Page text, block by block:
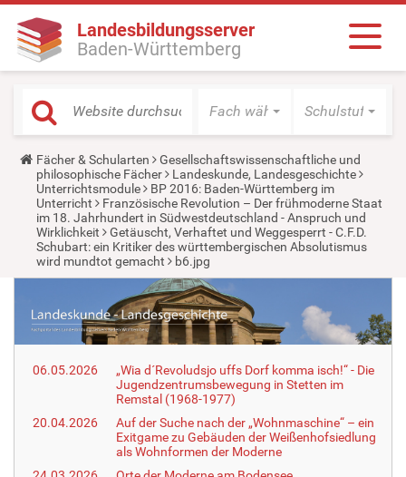
Landesbildungsserver
Baden-Württemberg
Fach wählen Schulstufe
Y
o
u
a
r
e
h
e
r
Fächer & Schularten
Gesellschaftswissenschaftliche und
philosophische Fächer
Landeskunde, Landesgeschichte
Unterrichtsmodule
BP 2016: Baden-Württemberg im
Unterricht
Französische Revolution – Der frühmoderne Staat
im 18. Jahrhundert in Südwestdeutschland - Anspruch und
Wirklichkeit
Getäuscht, Verhaftet und Weggesperrt - C.F.D.
Schubart: ein Kritiker des württembergischen Absolutismus
wird mundtot gemacht
b6.jpg
06.05.2026
„Wia d´Revoludsjo uffs Dorf komma isch!“ - Die
Jugendzentrumsbewegung in Stetten im
Remstal (1968-1977)
20.04.2026
Auf der Suche nach der „Wohnmaschine“ – ein
Exitgame zu Gebäuden der Weißenhofsiedlung
als Wohnformen der Moderne